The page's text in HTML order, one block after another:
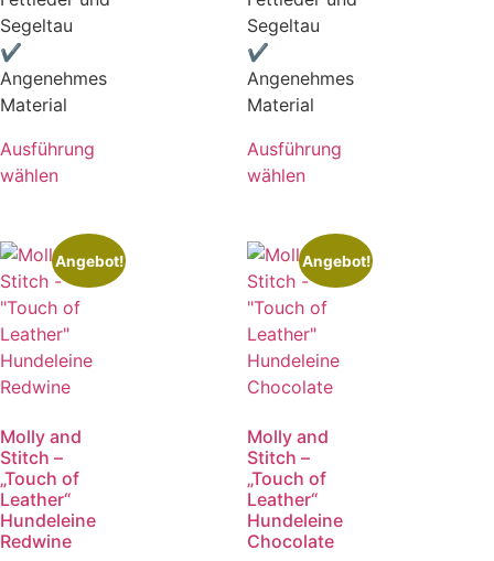
Segeltau
✔
Angenehmes
Material
Ausführung
wählen
Segeltau
✔
Angenehmes
Material
Ausführung
wählen
Angebot!
Molly and
Stitch –
„Touch of
Leather“
Hundeleine
Redwine
Angebot!
Molly and
Stitch –
„Touch of
Leather“
Hundeleine
Chocolate